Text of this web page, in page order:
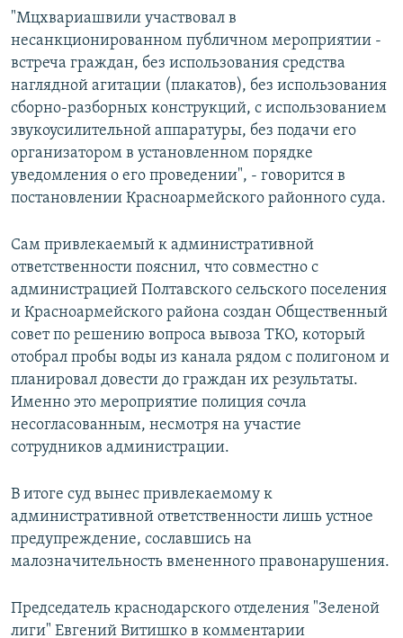
"Мцхвариашвили участвовал в
несанкционированном публичном мероприятии -
встреча граждан, без использования средства
наглядной агитации (плакатов), без использования
сборно-разборных конструкций, с использованием
звукоусилительной аппаратуры, без подачи его
организатором в установленном порядке
уведомления о его проведении", - говорится в
постановлении Красноармейского районного суда.
Сам привлекаемый к административной
ответственности пояснил, что совместно с
администрацией Полтавского сельского поселения
и Красноармейского района создан Общественный
совет по решению вопроса вывоза ТКО, который
отобрал пробы воды из канала рядом с полигоном и
планировал довести до граждан их результаты.
Именно это мероприятие полиция сочла
несогласованным, несмотря на участие
сотрудников администрации.
В итоге суд вынес привлекаемому к
административной ответственности лишь устное
предупреждение, сославшись на
малозначительность вмененного правонарушения.
Председатель краснодарского отделения "Зеленой
лиги" Евгений Витишко в комментарии